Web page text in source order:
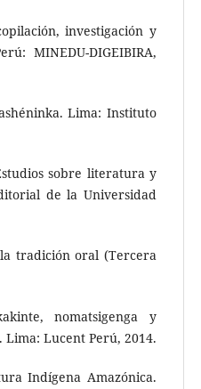
investigación y
MINEDU-DIGEIBIRA,
Lima: Instituto
sobre literatura y
de la Universidad
tradición oral (Tercera
nomatsigenga y
Lima: Lucent Perú, 2014.
Indígena Amazónica.